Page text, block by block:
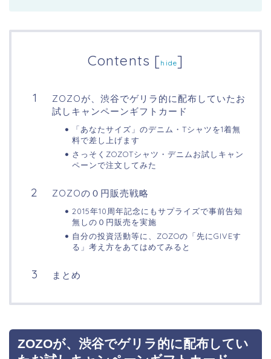
Contents [hide]
ZOZOが、渋谷でゲリラ的に配布していたお
試しキャンペーンギフトカード
「あなたサイズ」のデニム・Tシャツを1着無
料で差し上げます
さっそくZOZOTシャツ・デニムお試しキャン
ペーンで注文してみた
ZOZOの０円販売戦略
2015年10周年記念にもサプライズで事前告知
無しの０円販売を実施
自分の投資活動等に、ZOZOの「先にGIVEす
る」考え方をあてはめてみると
まとめ
ZOZOが、渋谷でゲリラ的に配布してい